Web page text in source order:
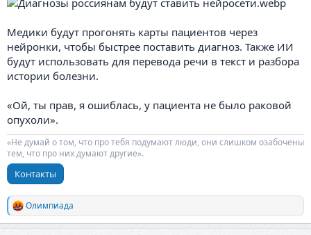
Медики будут прогонять карты пациентов через
нейронки, чтобы быстрее поставить диагноз. Также ИИ
будут использовать для перевода речи в текст и разбора
истории болезни.
«Ой, ты прав, я ошиблась, у пациента не было раковой
опухоли».
«Не думай о том, что про тебя подумают люди, они слишком озабочены
тем, что про них думают другие».
Контакты
Р
е
Олимпиада